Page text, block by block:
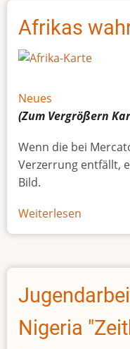
Afrikas
Neues
(Zum Vergrößern
Wenn die bei
Verzerrung entfällt,
Bild.
Weiterlesen
Afrikas
Größe
Nigeria